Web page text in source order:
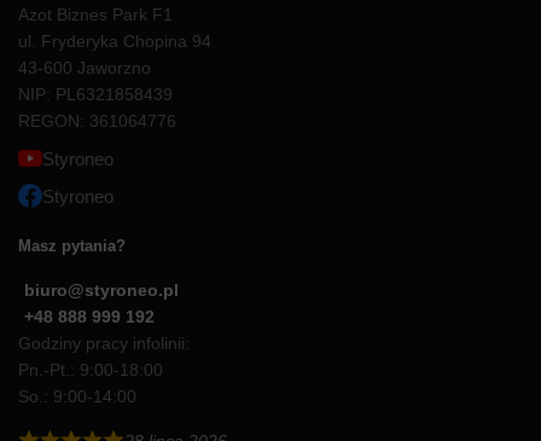
Azot Biznes Park F1
ul. Fryderyka Chopina 94
43-600 Jaworzno
NIP: PL6321858439
REGON: 361064776
Styroneo
Styroneo
Masz pytania?
biuro@styroneo.pl
+48 888 999 192
Godziny pracy infolinii:
Pn.-Pt.: 9:00-18:00
So.: 9:00-14:00